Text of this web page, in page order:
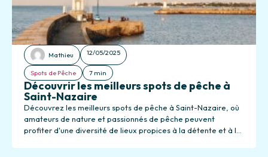
Mathieu 12/05/2025
Spots de Pêche 7 min
Découvrir les meilleurs spots de pêche à
Saint-Nazaire
Découvrez les meilleurs spots de pêche à Saint-Nazaire, où
amateurs de nature et passionnés de pêche peuvent
profiter d'une diversité de lieux propices à la détente et à la